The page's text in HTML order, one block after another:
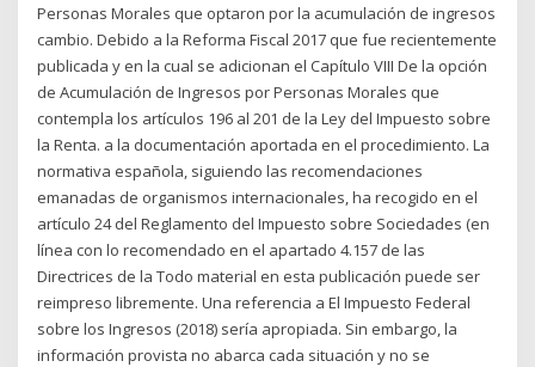
Personas Morales que optaron por la acumulación de ingresos
cambio. Debido a la Reforma Fiscal 2017 que fue recientemente
publicada y en la cual se adicionan el Capítulo VIII De la opción
de Acumulación de Ingresos por Personas Morales que
contempla los artículos 196 al 201 de la Ley del Impuesto sobre
la Renta. a la documentación aportada en el procedimiento. La
normativa española, siguiendo las recomendaciones
emanadas de organismos internacionales, ha recogido en el
artículo 24 del Reglamento del Impuesto sobre Sociedades (en
línea con lo recomendado en el apartado 4.157 de las
Directrices de la Todo material en esta publicación puede ser
reimpreso libremente. Una referencia a El Impuesto Federal
sobre los Ingresos (2018) sería apropiada. Sin embargo, la
información provista no abarca cada situación y no se